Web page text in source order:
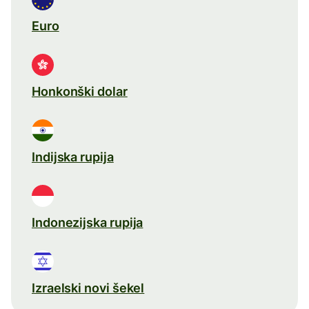
Euro
Honkonški dolar
Indijska rupija
Indonezijska rupija
Izraelski novi šekel